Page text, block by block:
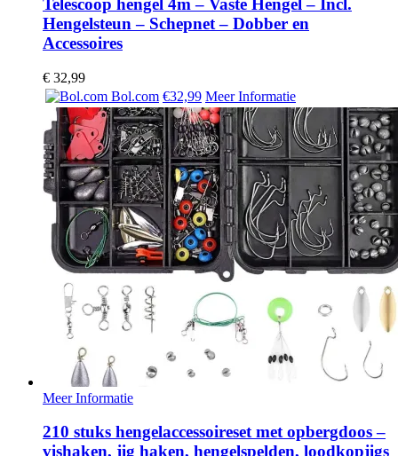
Telescoop hengel 4m – Vaste Hengel – Incl.
Hengelsteun – Schepnet – Dobber en
Accessoires
€ 32,99
Bol.com €32,99 Meer Informatie
Meer Informatie
210 stuks hengelaccessoireset met opbergdoos –
vishaken, jig haken, hengelspelden, loodkopjigs